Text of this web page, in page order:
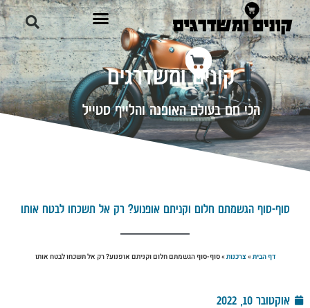
קונים ומשדרגים
הכי חם בעולם האופנה והלייף סטייל
סוף-סוף הגשמתם חלום וקניתם אופנוע? רק אל תשכחו לבטח אותו
דף הבית»צרכנות»סוף-סוף הגשמתם חלום וקניתם אופנוע? רק אל תשכחו לבטח אותו
אוקטובר 10, 2022